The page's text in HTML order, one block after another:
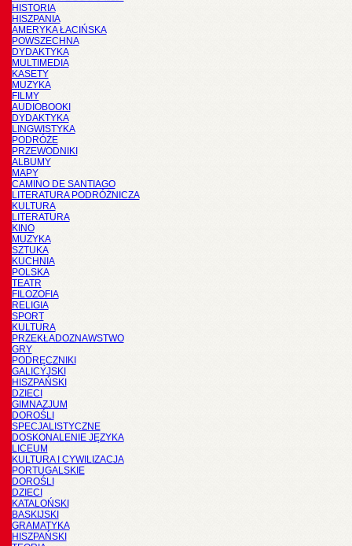
HISTORIA
HISZPANIA
AMERYKA ŁACIŃSKA
POWSZECHNA
DYDAKTYKA
MULTIMEDIA
KASETY
MUZYKA
FILMY
AUDIOBOOKI
DYDAKTYKA
LINGWISTYKA
PODRÓŻE
PRZEWODNIKI
ALBUMY
MAPY
CAMINO DE SANTIAGO
LITERATURA PODRÓŻNICZA
KULTURA
LITERATURA
KINO
MUZYKA
SZTUKA
KUCHNIA
POLSKA
TEATR
FILOZOFIA
RELIGIA
SPORT
KULTURA
PRZEKŁADOZNAWSTWO
GRY
PODRĘCZNIKI
GALICYJSKI
HISZPAŃSKI
DZIECI
GIMNAZJUM
DOROŚLI
SPECJALISTYCZNE
DOSKONALENIE JĘZYKA
LICEUM
KULTURA I CYWILIZACJA
PORTUGALSKIE
DOROŚLI
DZIECI
KATALOŃSKI
BASKIJSKI
GRAMATYKA
HISZPAŃSKI